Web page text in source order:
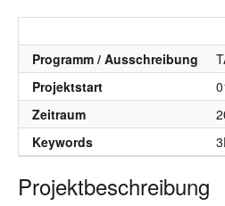
Programm / Ausschreibung
Projektstart
Zeitraum
Keywords
Projektbeschreibung